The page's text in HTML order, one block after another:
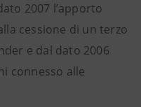
2007 l’apporto
cessione di un terzo
e dal dato 2006
connesso alle